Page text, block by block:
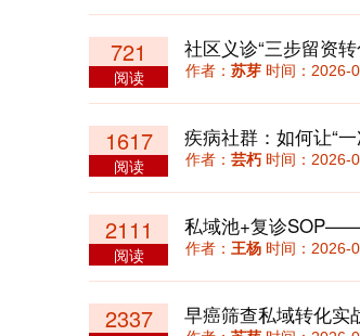
721
阅读 作者： 苏芽 时间：2026-
1617
阅读
疾病社群：如何让“
作者： 芸朽时间：2026-
2111
阅读
私域池+复诊
作者： 王杨 时间：2026-
2337